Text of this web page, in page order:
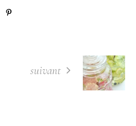
suivant